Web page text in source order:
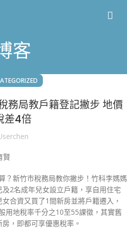
客
務局教戶籍登記撇步 地價
差4倍
賢
？新竹市稅務局教你撇步！竹科李媽媽
2名成年兒女設立戶籍，享自用住宅
合資又買了1間新房並將戶籍遷入，
用地稅率千分之10至55課徵，其實舊
，即都可享優惠稅率。